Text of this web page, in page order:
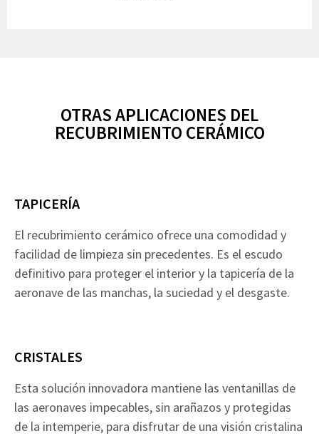
OTRAS APLICACIONES DEL
RECUBRIMIENTO CERÁMICO
TAPICERÍA
El recubrimiento cerámico ofrece una comodidad y
facilidad de limpieza sin precedentes. Es el escudo
definitivo para proteger el interior y la tapicería de la
aeronave de las manchas, la suciedad y el desgaste.
CRISTALES
Esta solución innovadora mantiene las ventanillas de
las aeronaves impecables, sin arañazos y protegidas
de la intemperie, para disfrutar de una visión cristalina